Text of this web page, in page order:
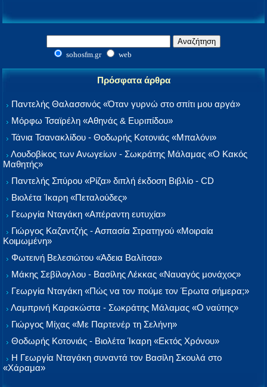
sohosfm.gr web
Πρόσφατα άρθρα
Παντελής Θαλασσινός «Όταν γυρνώ στο σπίτι μου αργά»
Μόρφω Τσαϊρέλη «Αθηνάς & Ευριπίδου»
Τάνια Τσανακλίδου - Θοδωρής Κοτονιάς «Μπαλόνι»
Λουδοβίκος των Ανωγείων - Σωκράτης Μάλαμας «Ο Κακός
Μαθητής»
Παντελής Σπύρου «Ρίζα» διπλή έκδοση Βιβλίο - CD
Βιολέτα Ίκαρη «Πεταλούδες»
Γεωργία Νταγάκη «Aπέραντη ευτυχία»
Γιώργος Καζαντζής - Ασπασία Στρατηγού «Μοιραία
Κοιμωμένη»
Φωτεινή Βελεσιώτου «Άδεια Βαλίτσα»
Μάκης Σεβίλογλου - Βασίλης Λέκκας «Ναυαγός μονάχος»
Γεωργία Νταγάκη «Πώς να τον πούμε τον Έρωτα σήμερα;»
Λαμπρινή Καρακώστα - Σωκράτης Μάλαμας «Ο ναύτης»
Γιώργος Μίχας «Με Παρτενέρ τη Σελήνη»
Θοδωρής Κοτονιάς - Βιολέτα Ίκαρη «Εκτός Χρόνου»
Η Γεωργία Νταγάκη συναντά τον Βασίλη Σκουλά στο
«Χάραμα»